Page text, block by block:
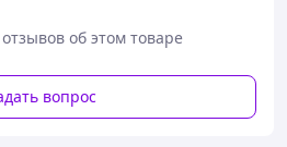
об этом товаре
вопрос